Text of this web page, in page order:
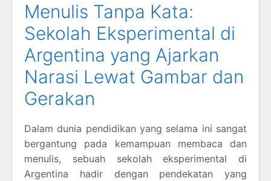
Menulis Tanpa Kata:
Sekolah Eksperimental di
Argentina yang Ajarkan
Narasi Lewat Gambar dan
Gerakan
Dalam dunia pendidikan yang selama ini sangat
bergantung pada kemampuan membaca dan
menulis, sebuah sekolah eksperimental di
Argentina hadir dengan pendekatan yang